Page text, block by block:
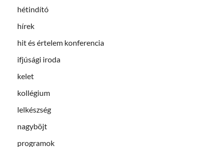
hétindító
hírek
hit és értelem konferencia
ifjúsági iroda
kelet
kollégium
lelkészség
nagyböjt
programok